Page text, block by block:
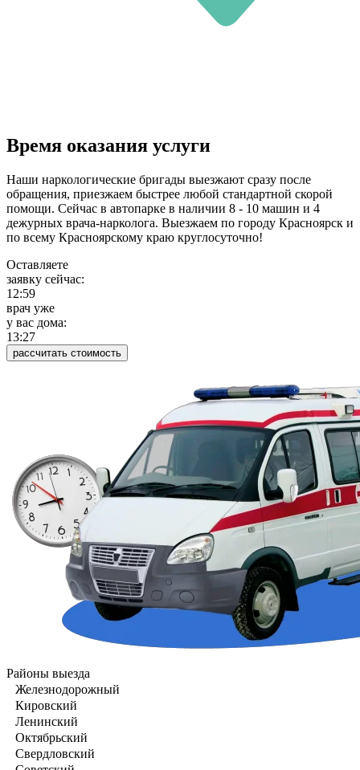
Время оказания услуги
Наши наркологические бригады выезжают сразу после
обращения, приезжаем быстрее любой стандартной скорой
помощи. Сейчас в автопарке в наличии 8 - 10 машин и 4
дежурных врача-нарколога. Выезжаем по городу Красноярск и
по всему Красноярскому краю круглосуточно!
Оставляете
заявку сейчас:
12:59
врач уже
у вас дома:
13:27
рассчитать стоимость
Районы выезда
Железнодорожный
Кировский
Ленинский
Октябрьский
Свердловский